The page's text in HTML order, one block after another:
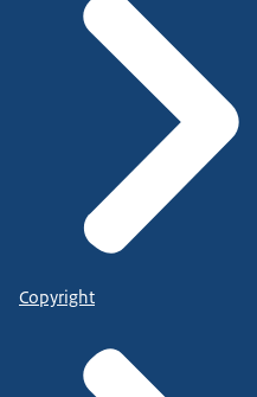
Copyright